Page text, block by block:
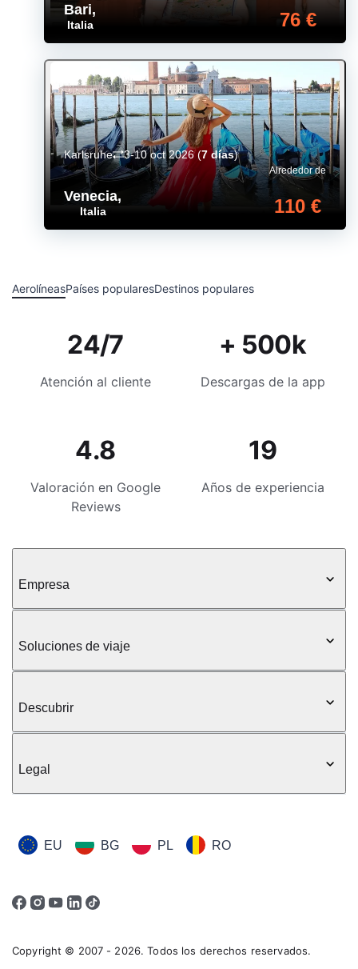
Bari,
Italia 76 €
Venecia,
Italia
Alrededor de
110 €
Karlsruhe 3-10 oct 2026(7 días)
AerolíneasPaíses popularesDestinos populares
24/7
Atención al cliente
+ 500k
Descargas de la app
4.8
Valoración en Google
Reviews
19
Años de experiencia
Empresa
Soluciones de viaje
Descubrir
Legal
EU BG PL RO
Copyright © 2007 - 2026. Todos los derechos reservados.